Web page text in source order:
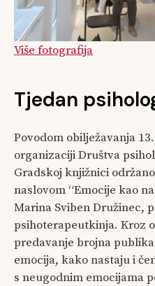
Više fotografija
Tjedan
Povodom obilježavanja
organizaciji Društva
Gradskoj knjižnici
naslovom “Emocije kao
Marina Sviben Družinec,
psihoterapeutkinja. Kroz
predavanje brojna
emocija, kako nastaju i
s neugodnim emocijama